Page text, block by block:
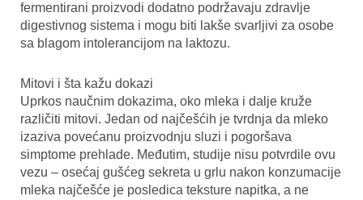
fermentirani proizvodi dodatno podržavaju zdravlje
digestivnog sistema i mogu biti lakše svarljivi za osobe
sa blagom intolerancijom na laktozu.
Mitovi i šta kažu dokazi
Uprkos naučnim dokazima, oko mleka i dalje kruže
različiti mitovi. Jedan od najčešćih je tvrdnja da mleko
izaziva povećanu proizvodnju sluzi i pogoršava
simptome prehlade. Međutim, studije nisu potvrdile ovu
vezu – osećaj gušćeg sekreta u grlu nakon konzumacije
mleka najčešće je posledica teksture napitka, a ne